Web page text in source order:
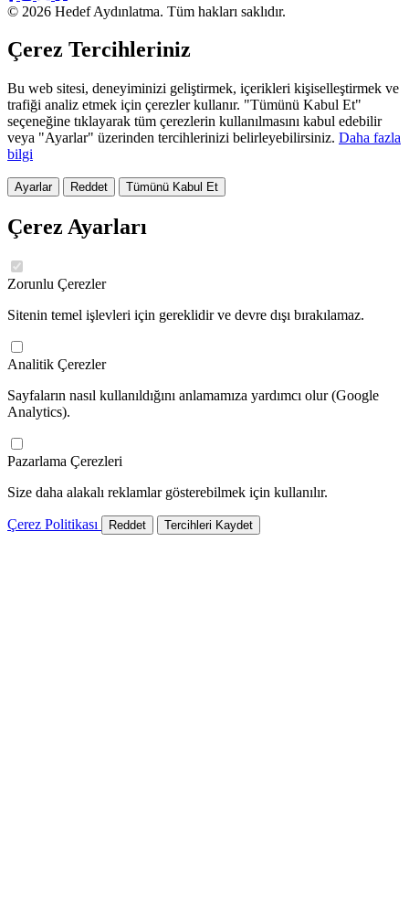
© 2026 Hedef Aydınlatma. Tüm hakları saklıdır.
Çerez Tercihleriniz
Bu web sitesi, deneyiminizi geliştirmek, içerikleri kişiselleştirmek ve
trafiği analiz etmek için çerezler kullanır. "Tümünü Kabul Et"
seçeneğine tıklayarak tüm çerezlerin kullanılmasını kabul edebilir
veya "Ayarlar" üzerinden tercihlerinizi belirleyebilirsiniz. Daha fazla
bilgi
Ayarlar Reddet Tümünü Kabul Et
Çerez Ayarları
Zorunlu Çerezler
Sitenin temel işlevleri için gereklidir ve devre dışı bırakılamaz.
Analitik Çerezler
Sayfaların nasıl kullanıldığını anlamamıza yardımcı olur (Google
Analytics).
Pazarlama Çerezleri
Size daha alakalı reklamlar gösterebilmek için kullanılır.
Çerez Politikası Reddet Tercihleri Kaydet